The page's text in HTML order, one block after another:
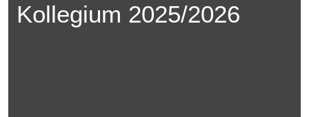
Kollegium 2025/2026